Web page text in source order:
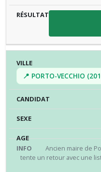
📍 PORTO-VECCHIO
Ancien maire de
tente un retour avec une